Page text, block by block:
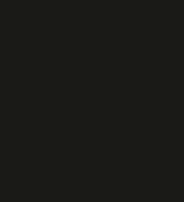
americano divulgou
“disfarçado”
dos últimos